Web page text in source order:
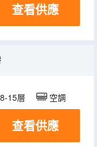
電視機 冰箱
查看供應
8-15層 空調
電視機 冰箱
查看供應